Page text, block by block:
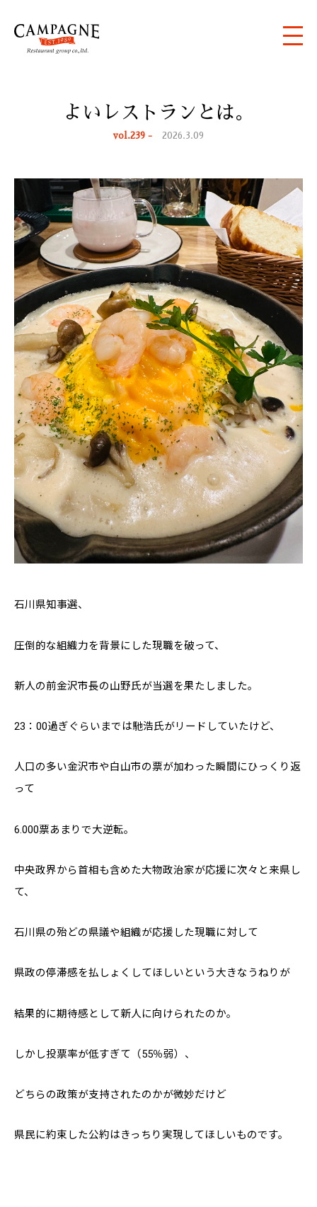
よいレストランとは。
vol.239 - 2026.3.09
石川県知事選、
圧倒的な組織力を背景にした現職を破って、
新人の前金沢市長の山野氏が当選を果たしました。
23：00過ぎぐらいまでは馳浩氏がリードしていたけど、
人口の多い金沢市や白山市の票が加わった瞬間にひっくり返
って
6.000票あまりで大逆転。
中央政界から首相も含めた大物政治家が応援に次々と来県し
て、
石川県の殆どの県議や組織が応援した現職に対して
県政の停滞感を払しょくしてほしいという大きなうねりが
結果的に期待感として新人に向けられたのか。
しかし投票率が低すぎて（55％弱）、
どちらの政策が支持されたのかが微妙だけど
県民に約束した公約はきっちり実現してほしいものです。